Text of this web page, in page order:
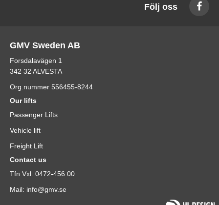
Följ oss
GMV Sweden AB
Forsdalavägen 1
342 32 ALVESTA
Org.nummer 556455-8244
Our lifts
Passenger Lifts
Vehicle lift
Freight Lift
Contact us
Tfn Vxl: 0472-456 00
Mail: info@gmv.se